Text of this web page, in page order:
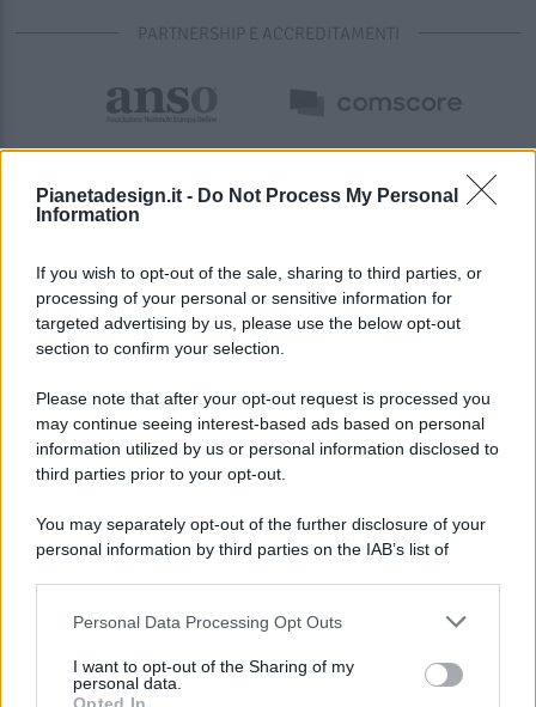
Pianetadesign.it - Do Not Process My Personal
Information
If you wish to opt-out of the sale, sharing to third parties, or
processing of your personal or sensitive information for
targeted advertising by us, please use the below opt-out
section to confirm your selection.
Please note that after your opt-out request is processed you
may continue seeing interest-based ads based on personal
information utilized by us or personal information disclosed to
third parties prior to your opt-out.
You may separately opt-out of the further disclosure of your
personal information by third parties on the IAB’s list of
This information may also be disclosed by us to third parties
disclose it to other third parties.
Personal Data Processing Opt Outs
I want to opt-out of the Sharing of my
personal data.
PARTNERSHIP E ACCREDITAMENTI
© 2026 - Pianeta Design - P.IVA 04827280654 - Testata
Registrata Al Tribunale Di Nocera Inferiore N. 8/2020 - RG N.
ISCRIZIONE AL ROC N. 35792 – ISCRITTA ALL’ANSO
(ASSOCIAZIONE NAZIONALE STAMPA ONLINE)
PREFERENZE PRIVACY